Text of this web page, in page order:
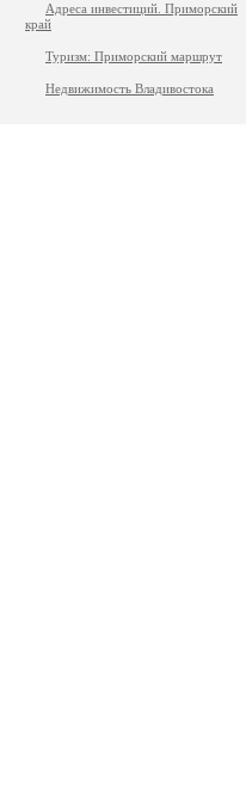
Адреса инвестиций. Приморский
край
Туризм: Приморский маршрут
Недвижимость Владивостока